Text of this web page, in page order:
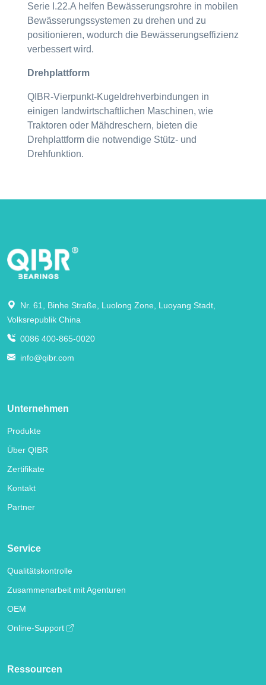
Serie I.22.A helfen Bewässerungsrohre in mobilen
Bewässerungssystemen zu drehen und zu
positionieren, wodurch die Bewässerungseffizienz
verbessert wird.
Drehplattform
QIBR-Vierpunkt-Kugeldrehverbindungen in
einigen landwirtschaftlichen Maschinen, wie
Traktoren oder Mähdreschern, bieten die
Drehplattform die notwendige Stütz- und
Drehfunktion.
Nr. 61, Binhe Straße, Luolong Zone, Luoyang Stadt,
Volksrepublik China
0086 400-865-0020
info@qibr.com
Unternehmen
Produkte
Über QIBR
Zertifikate
Kontakt
Partner
Service
Qualitätskontrolle
Zusammenarbeit mit Agenturen
OEM
Online-Support
Ressourcen